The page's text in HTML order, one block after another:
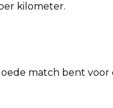
kilometer.
match bent